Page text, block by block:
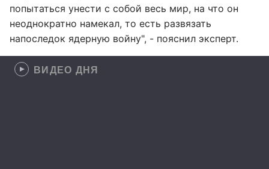
попытаться унести с собой весь мир, на что он
неоднократно намекал, то есть развязать
напоследок ядерную войну", - пояснил эксперт.
ВИДЕО ДНЯ